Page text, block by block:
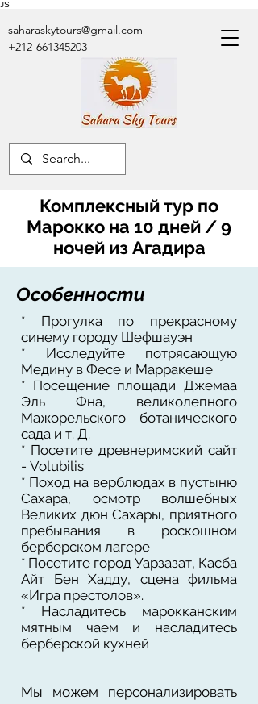
JS
saharaskytours@gmail.com
+212-661345203
Комплексный тур по
Марокко на 10 дней / 9
ночей из Агадира
Особенности
* Прогулка по прекрасному
синему городу Шефшауэн
* Исследуйте потрясающую
Медину в Фесе и Марракеше
* Посещение площади Джемаа
Эль Фна, великолепного
Мажорельского ботанического
сада и т. Д.
* Посетите древнеримский сайт
- Volubilis
* Поход на верблюдах в пустыню
Сахара, осмотр волшебных
Великих дюн Сахары, приятного
пребывания в роскошном
берберском лагере
* Посетите город Уарзазат, Касба
Айт Бен Хадду, сцена фильма
«Игра престолов».
* Насладитесь марокканским
мятным чаем и насладитесь
берберской кухней
Мы можем персонализировать